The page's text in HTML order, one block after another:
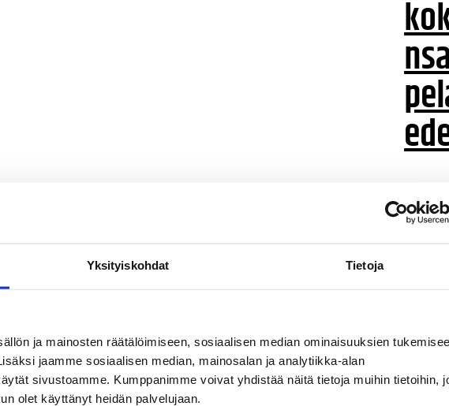
Yksityiskohdat Tietoja
ja mainosten räätälöimiseen, sosiaalisen median ominaisuuksien
jaamme sosiaalisen median, mainosalan ja analytiikka-alan
sivustoamme. Kumppanimme voivat yhdistää näitä tietoja muihin tietoihin,
olet käyttänyt heidän palvelujaan.